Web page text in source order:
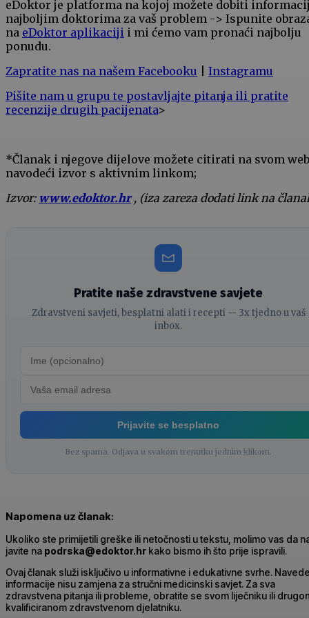
eDoktor je platforma na kojoj možete dobiti
najboljim doktorima za vaš problem -> Ispunite
na eDoktor aplikaciji i mi ćemo vam pronaći najbolju
ponudu.
Zapratite nas na našem Facebooku
Instagramu
Pišite nam u grupu te postavljajte pitanja ili pratite
recenzije drugih pacijenata>
*Članak i njegove dijelove možete citirati na svom
navodeći izvor s aktivnim linkom;
Izvor: www.edoktor.hr, (iza zareza dodati link na
Pratite naše zdravstvene savjete
Zdravstveni savjeti, besplatni alati i recepti -- 3x tjedno u vaš
inbox.
Prijavite se besplatno
Bez spama. Odjava u svakom trenutku jednim klikom.
Napomena uz članak:
Ukoliko ste primijetili greške ili netočnosti u tekstu, molimo vas da
javite na podrska@edoktor.hr kako bismo ih što prije ispravili.
Ovaj članak služi isključivo u informativne i edukativne svrhe.
informacije nisu zamjena za stručni medicinski savjet. Za sva
zdravstvena pitanja ili probleme, obratite se svom liječniku ili
kvalificiranom zdravstvenom djelatniku.